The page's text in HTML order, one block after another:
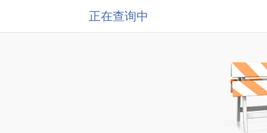
正在查询中